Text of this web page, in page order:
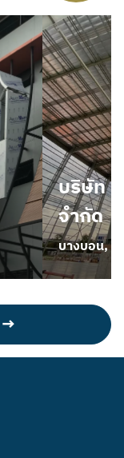
บริษัท
จำกัด
บางบอน, ก